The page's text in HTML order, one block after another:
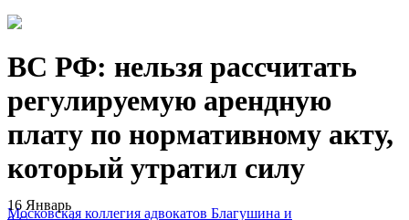
ВС РФ: нельзя рассчитать
регулируемую арендную
плату по нормативному акту,
который утратил силу
Московская коллегия адвокатов Благушина и
16 Январь